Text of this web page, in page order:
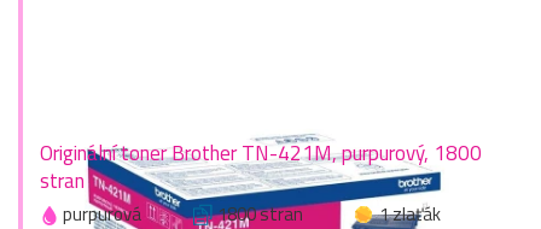
Originální toner Brother TN-421M, purpurový, 1800
stran
purpurová 1800 stran
1 zlaťák